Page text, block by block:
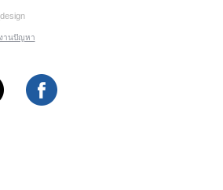
านปัญหา